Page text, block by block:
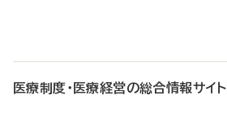
医療制度・医療経営の総合情報サイト